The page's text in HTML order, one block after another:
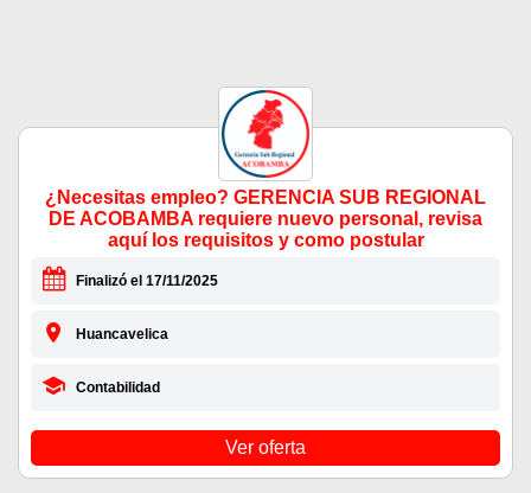
¿Necesitas empleo? GERENCIA SUB REGIONAL
DE ACOBAMBA requiere nuevo personal, revisa
aquí los requisitos y como postular
Finalizó el 17/11/2025
Huancavelica
Contabilidad
Ver oferta